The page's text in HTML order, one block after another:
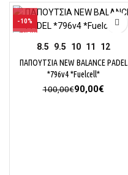
-10%
8.5 9.5 10 11
12
ΠΑΠΟΥΤΣΙΑ NEW BALANCE PADEL
*796v4 *Fuelcell*
100,00€Original
90,00€Η